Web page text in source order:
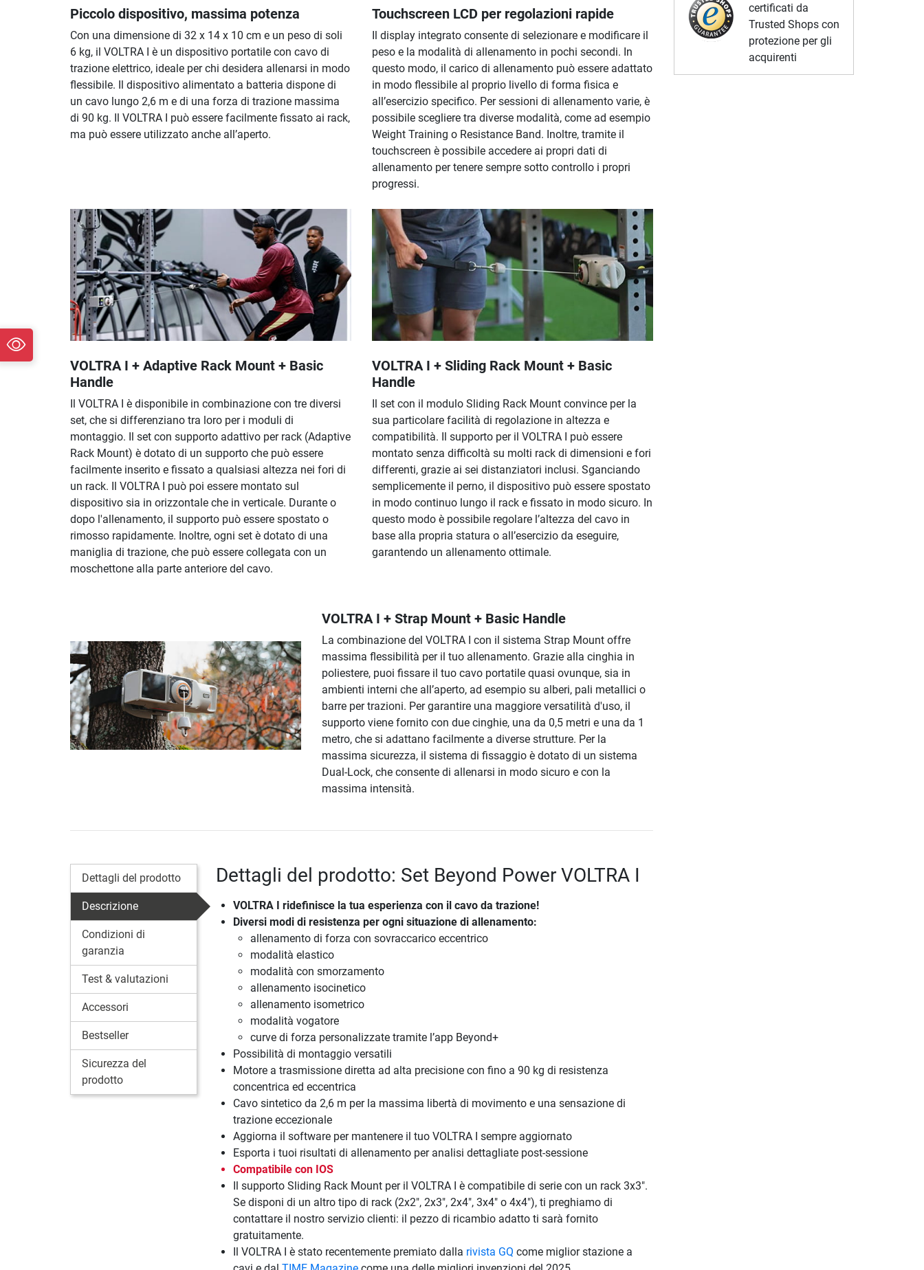
Piccolo dispositivo, massima potenza
Con una dimensione di 32 x 14 x 10 cm e un peso di soli
6 kg, il VOLTRA I è un dispositivo portatile con cavo di
trazione elettrico, ideale per chi desidera allenarsi in modo
flessibile. Il dispositivo alimentato a batteria dispone di
un cavo lungo 2,6 m e di una forza di trazione massima
di 90 kg. Il VOLTRA I può essere facilmente fissato ai rack,
ma può essere utilizzato anche all’aperto.
Touchscreen LCD per regolazioni rapide
Il display integrato consente di selezionare e modificare il
peso e la modalità di allenamento in pochi secondi. In
questo modo, il carico di allenamento può essere adattato
in modo flessibile al proprio livello di forma fisica e
all’esercizio specifico. Per sessioni di allenamento varie, è
possibile scegliere tra diverse modalità, come ad esempio
Weight Training o Resistance Band. Inoltre, tramite il
touchscreen è possibile accedere ai propri dati di
allenamento per tenere sempre sotto controllo i propri
progressi.
VOLTRA I + Adaptive Rack Mount + Basic
Handle
Il VOLTRA I è disponibile in combinazione con tre diversi
set, che si differenziano tra loro per i moduli di
montaggio. Il set con supporto adattivo per rack (Adaptive
Rack Mount) è dotato di un supporto che può essere
facilmente inserito e fissato a qualsiasi altezza nei fori di
un rack. Il VOLTRA I può poi essere montato sul
dispositivo sia in orizzontale che in verticale. Durante o
dopo l'allenamento, il supporto può essere spostato o
rimosso rapidamente. Inoltre, ogni set è dotato di una
maniglia di trazione, che può essere collegata con un
moschettone alla parte anteriore del cavo.
VOLTRA I + Sliding Rack Mount + Basic
Handle
Il set con il modulo Sliding Rack Mount convince per la
sua particolare facilità di regolazione in altezza e
compatibilità. Il supporto per il VOLTRA I può essere
montato senza difficoltà su molti rack di dimensioni e fori
differenti, grazie ai sei distanziatori inclusi. Sganciando
semplicemente il perno, il dispositivo può essere spostato
in modo continuo lungo il rack e fissato in modo sicuro. In
questo modo è possibile regolare l’altezza del cavo in
base alla propria statura o all’esercizio da eseguire,
garantendo un allenamento ottimale.
VOLTRA I + Strap Mount + Basic Handle
La combinazione del VOLTRA I con il sistema Strap Mount offre
massima flessibilità per il tuo allenamento. Grazie alla cinghia in
poliestere, puoi fissare il tuo cavo portatile quasi ovunque, sia in
ambienti interni che all’aperto, ad esempio su alberi, pali metallici o
barre per trazioni. Per garantire una maggiore versatilità d'uso, il
supporto viene fornito con due cinghie, una da 0,5 metri e una da 1
metro, che si adattano facilmente a diverse strutture. Per la
massima sicurezza, il sistema di fissaggio è dotato di un sistema
Dual-Lock, che consente di allenarsi in modo sicuro e con la
massima intensità.
Dettagli del prodotto
Descrizione
Condizioni di
garanzia
Test & valutazioni
Accessori
Bestseller
Sicurezza del
prodotto
Dettagli del prodotto: Set Beyond Power VOLTRA I
VOLTRA I ridefinisce la tua esperienza con il cavo da trazione!
Diversi modi di resistenza per ogni situazione di allenamento:
allenamento di forza con sovraccarico eccentrico
modalità elastico
modalità con smorzamento
allenamento isocinetico
allenamento isometrico
modalità vogatore
curve di forza personalizzate tramite l’app Beyond+
Possibilità di montaggio versatili
Motore a trasmissione diretta ad alta precisione con fino a 90 kg di resistenza
concentrica ed eccentrica
Cavo sintetico da 2,6 m per la massima libertà di movimento e una sensazione di
trazione eccezionale
Aggiorna il software per mantenere il tuo VOLTRA I sempre aggiornato
Esporta i tuoi risultati di allenamento per analisi dettagliate post-sessione
Compatibile con IOS
Il supporto Sliding Rack Mount per il VOLTRA I è compatibile di serie con un rack 3x3".
Se disponi di un altro tipo di rack (2x2", 2x3", 2x4", 3x4" o 4x4"), ti preghiamo di
contattare il nostro servizio clienti: il pezzo di ricambio adatto ti sarà fornito
gratuitamente.
Il VOLTRA I è stato recentemente premiato dalla rivista GQ come miglior stazione a
certificati da
Trusted Shops con
protezione per gli
acquirenti